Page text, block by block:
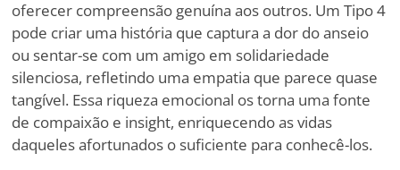
oferecer compreensão genuína aos outros. Um Tipo 4
pode criar uma história que captura a dor do anseio
ou sentar-se com um amigo em solidariedade
silenciosa, refletindo uma empatia que parece quase
tangível. Essa riqueza emocional os torna uma fonte
de compaixão e insight, enriquecendo as vidas
daqueles afortunados o suficiente para conhecê-los.